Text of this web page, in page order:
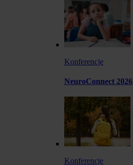
Konferencje
NeuroConnect 2026
Konferencje